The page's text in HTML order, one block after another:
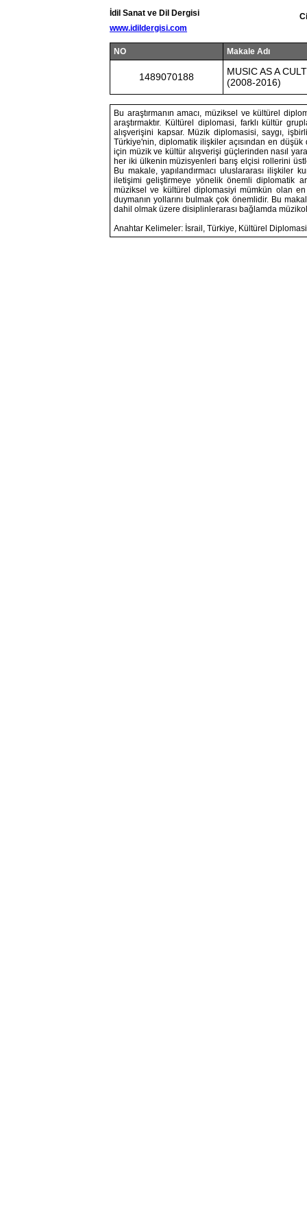
İdil Sanat ve Dil Dergisi
www.idildergisi.com
NO Makale Adı
1489070188
MUSIC AS A
(2008-2016)
Bu araştırmanın amacı, müziksel ve kültürel
araştırmaktır. Kültürel diplomasi, farklı kültür
alışverişini kapsar. Müzik diplomasisi, saygı,
Türkiye'nin, diplomatik ilişkiler açısından en
için müzik ve kültür alışverişi güçlerinden nasıl
her iki ülkenin müzisyenleri barış elçisi rollerini
Bu makale, yapılandırmacı uluslararası ilişkiler
iletişimi geliştirmeye yönelik önemli diplomatik
müziksel ve kültürel diplomasiyi mümkün olan
duymanın yollarını bulmak çok önemlidir. Bu
dahil olmak üzere disiplinlerarası bağlamda
Anahtar Kelimeler: İsrail, Türkiye, Kültürel